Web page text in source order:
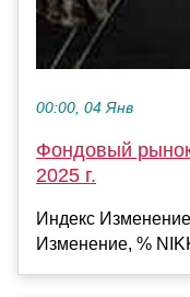
00:00, 04 Янв
Фондовый
2025 г.
Индекс
Изменение, %